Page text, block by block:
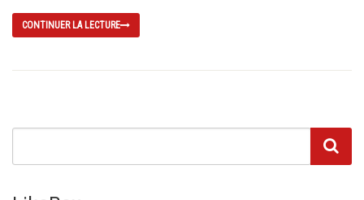
CONTINUER LA LECTURE